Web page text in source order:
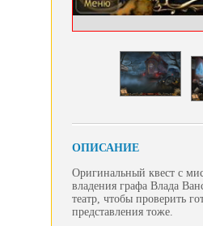
ОПИСАНИЕ
Оригинальный квест с
владения графа Влада
театр, чтобы проверить
представления тоже.